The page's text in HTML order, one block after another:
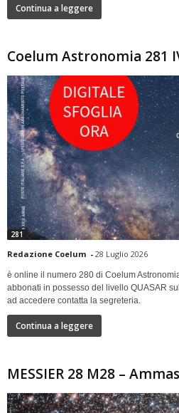
Continua a leggere
Coelum Astronomia 281
281
Redazione Coelum - 28 Luglio 2026
è online il numero 280 di Coelum
abbonati in possesso del livello QUASAR
ad accedere contatta la segreteria.
Continua a leggere
MESSIER 28 M28 –